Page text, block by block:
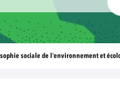
sociale de l'environnement et